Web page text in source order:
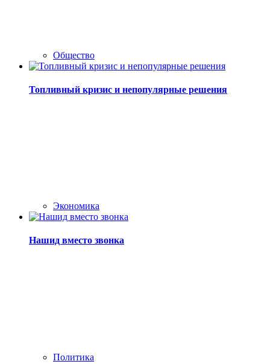
Общество
Топливный кризис и непопулярные решения
Экономика
Нашид вместо звонка
Политика